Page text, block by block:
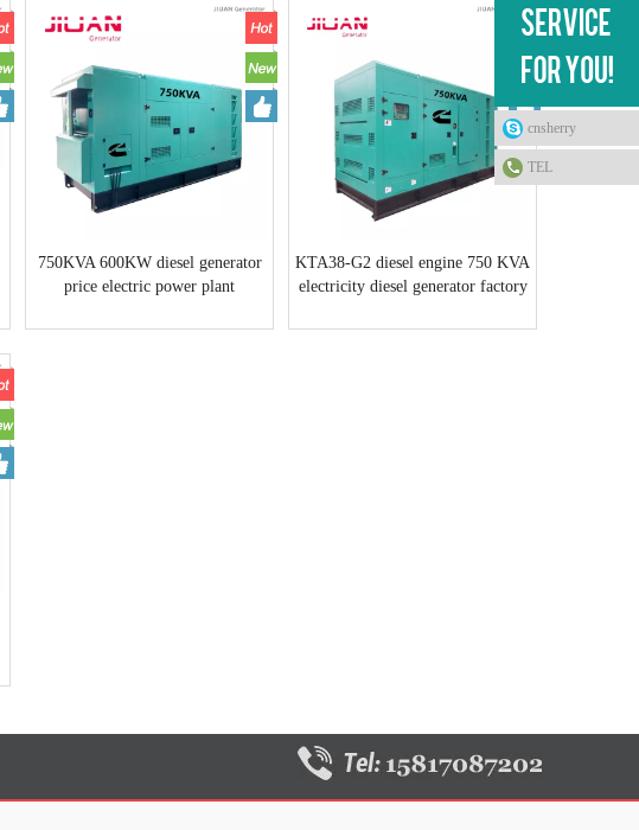
cnsherry
TEL
750KVA 600KW diesel generator
price electric power plant
KTA38-G2
KTA38-G2 diesel engine 750 KVA
electricity diesel generator factory